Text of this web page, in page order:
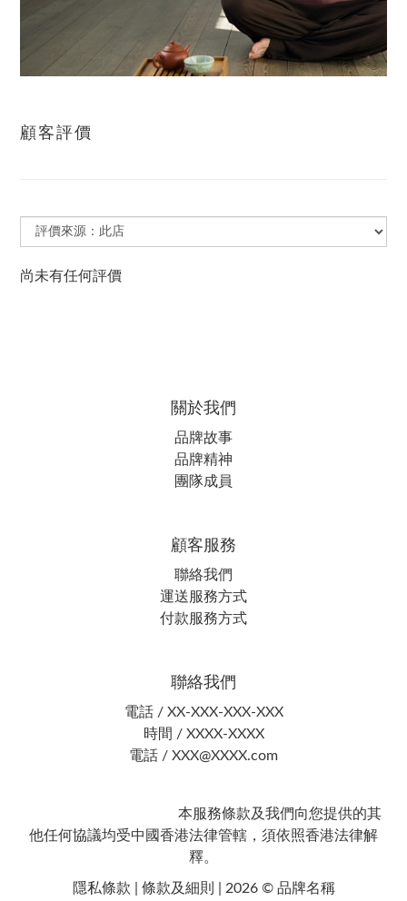
顧客評價
尚未有任何評價
關於我們
品牌故事
品牌精神
團隊成員
顧客服務
聯絡我們
運送服務方式
付款服務方式
聯絡我們
電話 / XX-XXX-XXX-XXX
時間 / XXXX-XXXX
電話 / XXX@XXXX.com
本服務條款及我們向您提供的其
他任何協議均受中國香港法律管轄，須依照香港法律解
釋。
隱私條款 | 條款及細則 | 2026 © 品牌名稱